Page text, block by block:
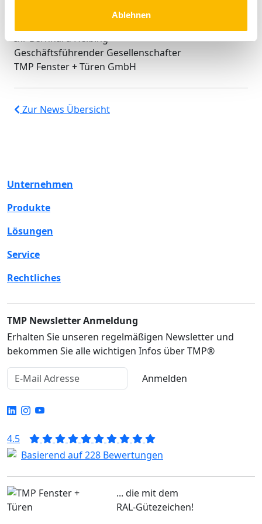
Ablehnen
Ihr Bernhard Helbing
Geschäftsführender Gesellenschafter
TMP Fenster + Türen GmbH
Zur News Übersicht
Unternehmen
Produkte
Lösungen
Service
Rechtliches
TMP Newsletter Anmeldung
Erhalten Sie unseren regelmäßigen Newsletter und
bekommen Sie alle wichtigen Infos über TMP®
Anmelden
4.5
Basierend auf 228 Bewertungen
... die mit dem
RAL-Gütezeichen!